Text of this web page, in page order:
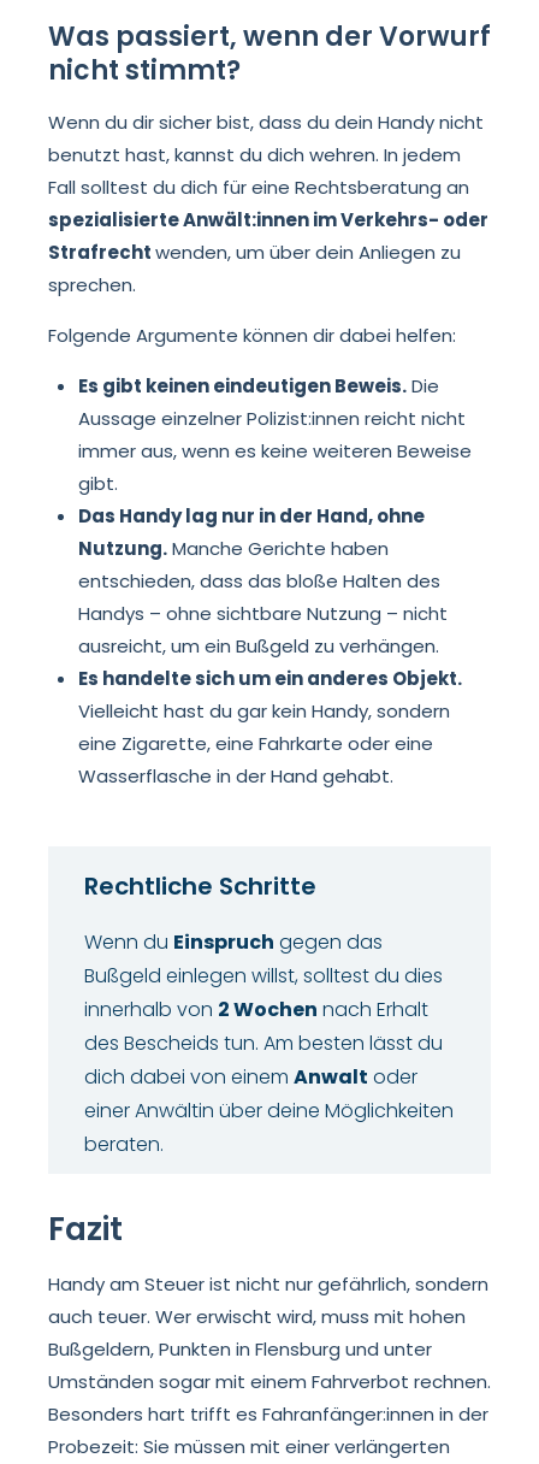
Was passiert, wenn der Vorwurf
nicht stimmt?
Wenn du dir sicher bist, dass du dein Handy nicht
benutzt hast, kannst du dich wehren. In jedem
Fall solltest du dich für eine Rechtsberatung an
spezialisierte Anwält:innen im Verkehrs- oder
Strafrechtwenden, um über dein Anliegen zu
sprechen.
Folgende Argumente können dir dabei helfen:
Es gibt keinen eindeutigen Beweis.Die
Aussage einzelner Polizist:innen reicht nicht
immer aus, wenn es keine weiteren Beweise
gibt.
Das Handy lag nur in der Hand, ohne
Nutzung.Manche Gerichte haben
entschieden, dass das bloße Halten des
Handys – ohne sichtbare Nutzung – nicht
ausreicht, um ein Bußgeld zu verhängen.
Es handelte sich um ein anderes Objekt.
Vielleicht hast du gar kein Handy, sondern
eine Zigarette, eine Fahrkarte oder eine
Wasserflasche in der Hand gehabt.
Rechtliche Schritte
Wenn du Einspruch gegen das
Bußgeld einlegen willst, solltest du dies
innerhalb von 2 Wochen nach Erhalt
des Bescheids tun. Am besten lässt du
dich dabei von einem Anwalt oder
einer Anwältin über deine Möglichkeiten
beraten.
Fazit
Handy am Steuer ist nicht nur gefährlich, sondern
auch teuer. Wer erwischt wird, muss mit hohen
Bußgeldern, Punkten in Flensburg und unter
Umständen sogar mit einem Fahrverbot rechnen.
Besonders hart trifft es Fahranfänger:innen in der
Probezeit: Sie müssen mit einer verlängerten